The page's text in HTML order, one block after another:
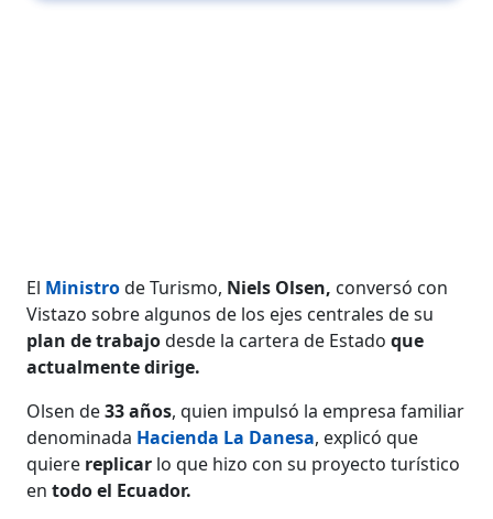
El Ministrode Turismo, Niels Olsen, conversó con
Vistazo sobre algunos de los ejes centrales de su
plan de trabajodesde la cartera de Estadoque
actualmente dirige.
Olsen de33 años, quien impulsó la empresa familiar
denominada Hacienda La Danesa, explicó que
quiere replicar lo que hizo con su proyecto turístico
entodo el Ecuador.